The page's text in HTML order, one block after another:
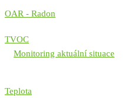
OAR - Radon
TVOC
Monitoring aktuální situace
Teplota